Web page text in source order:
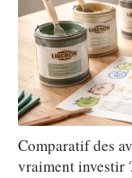
Comparatif des
vraiment investir